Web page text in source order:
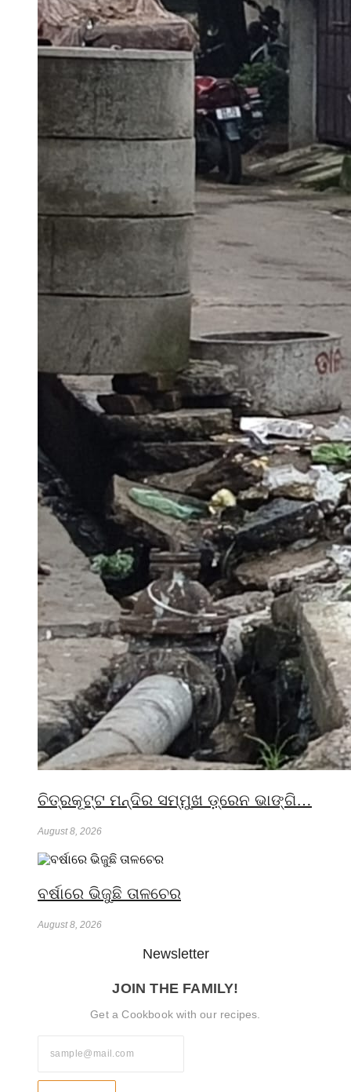
ଚିତ୍ରକୂଟ୍ଟ ମନ୍ଦିର ସମ୍ମୁଖ ଡ଼୍ରେନ ଭାଙ୍ଗି…
August 8, 2026
ବର୍ଷାରେ ଭିଜୁଛି ତାଳଚେର
August 8, 2026
Newsletter
JOIN THE FAMILY!
Get a Cookbook with our recipes.